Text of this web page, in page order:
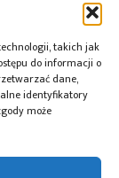
takich jak
do informacji o
dane,
identyfikatory
może